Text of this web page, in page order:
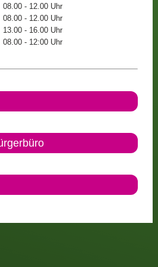
08.00 - 12.00 Uhr
08.00 - 12.00 Uhr
13.00 - 16.00 Uhr
08.00 - 12:00 Uhr